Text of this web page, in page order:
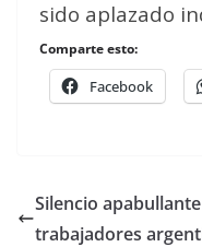
sido aplazado
Comparte esto:
Facebook
Silencio
trabajadores